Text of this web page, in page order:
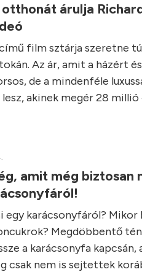
árulja
film sztárja szeretne
Az ár, amit a házért
de a mindenféle
akinek megér 28 millió
amit még biztosan
egy karácsonyfáról? Mikor
Megdöbbentő
a karácsonyfa kapcsán,
csak nem is sejtettek